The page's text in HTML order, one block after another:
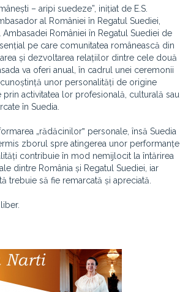
– aripi suedeze”, inițiat de E.S.
al României în Regatul Suediei,
României în Regatul Suediei de
pe care comunitatea românească din
și dezvoltarea relațiilor dintre cele două
va oferi anual, în cadrul unei ceremonii
unor personalități de origine
prin activitatea lor profesională, culturală sau
în Suedia.
„rădăcinilor‟ personale, însă Suedia
zborul spre atingerea unor performanțe
contribuie în mod nemijlocit la întărirea
dintre România și Regatul Suediei, iar
trebuie să fie remarcată și apreciată.